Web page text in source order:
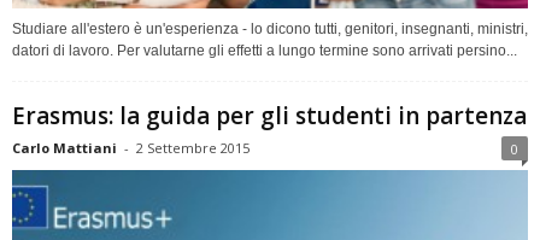
Studiare all'estero è un'esperienza - lo dicono tutti, genitori, insegnanti, ministri,
datori di lavoro. Per valutarne gli effetti a lungo termine sono arrivati persino...
Erasmus: la guida per gli studenti in partenza
Carlo Mattiani - 2 Settembre 2015 0